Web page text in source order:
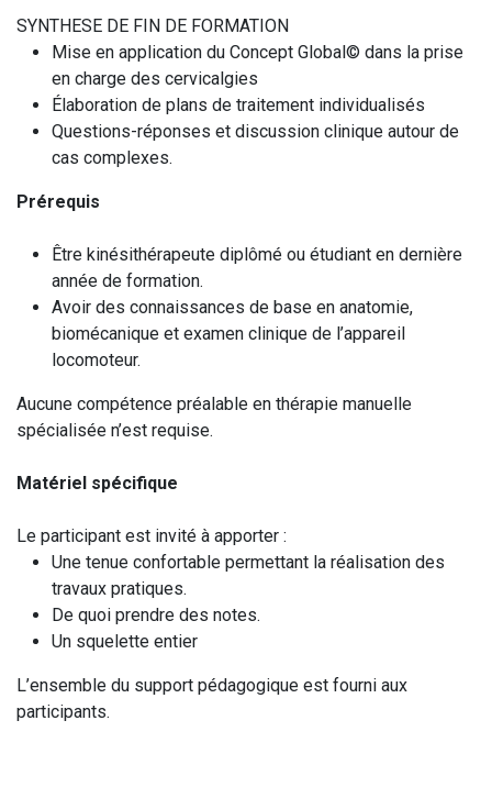
SYNTHESE DE FIN DE FORMATION
Mise en application du Concept Global© dans la prise
en charge des cervicalgies
Élaboration de plans de traitement individualisés
Questions-réponses et discussion clinique autour de
cas complexes.
Prérequis
Être kinésithérapeute diplômé ou étudiant en dernière
année de formation.
Avoir des connaissances de base en anatomie,
biomécanique et examen clinique de l’appareil
locomoteur.
Aucune compétence préalable en thérapie manuelle
spécialisée n’est requise.
Matériel spécifique
Le participant est invité à apporter :
Une tenue confortable permettant la réalisation des
travaux pratiques.
De quoi prendre des notes.
Un squelette entier
L’ensemble du support pédagogique est fourni aux
participants.